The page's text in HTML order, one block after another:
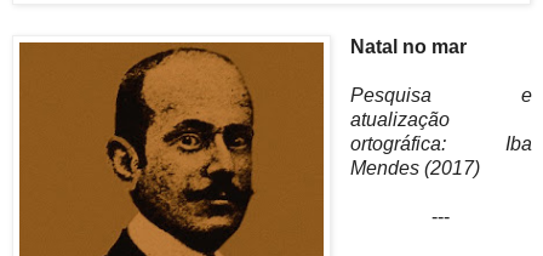
Natal no mar
Pesquisa e
atualização
ortográfica: Iba
Mendes (2017)
---